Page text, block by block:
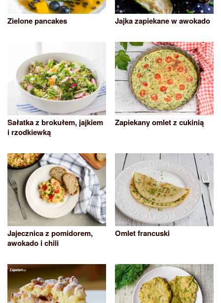
Zielone pancakes Jajka zapiekane w awokado
Sałatka z brokułem, jajkiem
i rzodkiewką
Zapiekany omlet z cukinią
Jajecznica z pomidorem,
awokado i chili
Omlet francuski